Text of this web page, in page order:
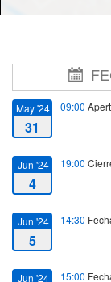
May '24
31
09:00
Jun '24
4
19:00
Jun '24
5
14:30
Jun '24 15:00